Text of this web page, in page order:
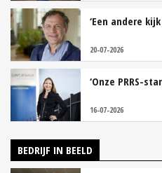
‘Een andere
20-07-2026
‘Onze PRRS-
16-07-2026
BEDRIJF IN BEELD